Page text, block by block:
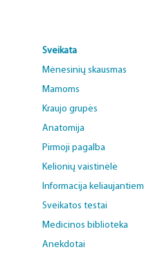
Sveikata
Mėnesinių skausmas
Mamoms
Kraujo grupės
Anatomija
Pirmoji pagalba
Kelionių vaistinėlė
Informacija
Sveikatos testai
Medicinos biblioteka
Anekdotai